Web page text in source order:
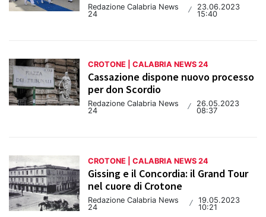
Redazione Calabria News
24
/
23.06.2023
15:40
CROTONE | CALABRIA NEWS 24
Cassazione dispone nuovo processo
per don Scordio
Redazione Calabria News
24
/
26.05.2023
08:37
CROTONE | CALABRIA NEWS 24
Gissing e il Concordia: il Grand Tour
nel cuore di Crotone
Redazione Calabria News
24
/ 19.05.2023
10:21